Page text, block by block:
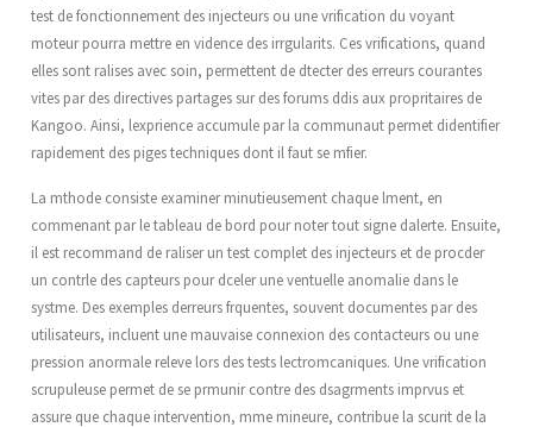
test de fonctionnement des injecteurs ou une vrification du voyant
moteur pourra mettre en vidence des irrgularits. Ces vrifications, quand
elles sont ralises avec soin, permettent de dtecter des erreurs courantes
vites par des directives partages sur des forums ddis aux propritaires de
Kangoo. Ainsi, lexprience accumule par la communaut permet didentifier
rapidement des piges techniques dont il faut se mfier.
La mthode consiste examiner minutieusement chaque lment, en
commenant par le tableau de bord pour noter tout signe dalerte. Ensuite,
il est recommand de raliser un test complet des injecteurs et de procder
un contrle des capteurs pour dceler une ventuelle anomalie dans le
systme. Des exemples derreurs frquentes, souvent documentes par des
utilisateurs, incluent une mauvaise connexion des contacteurs ou une
pression anormale releve lors des tests lectromcaniques. Une vrification
scrupuleuse permet de se prmunir contre des dsagrments imprvus et
assure que chaque intervention, mme mineure, contribue la scurit de la